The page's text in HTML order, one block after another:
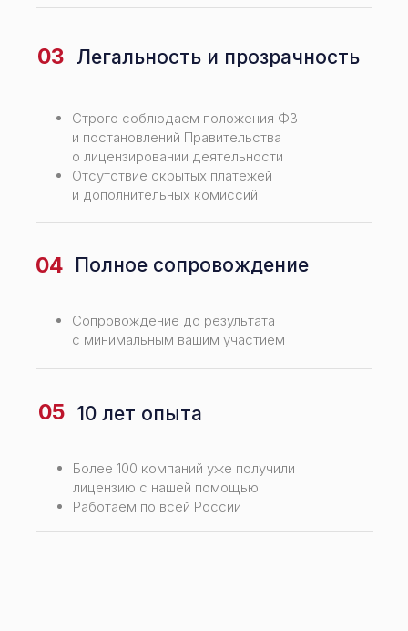
10 лет опыта
Более 100 компаний уже получили
лицензию с нашей помощью
Работаем по всей России
05
04 Полное сопровождение
Сопровождение до результата
с минимальным вашим участием
03 Легальность и прозрачность
Строго соблюдаем положения ФЗ
и постановлений Правительства
о лицензировании деятельности
Отсутствие скрытых платежей
и дополнительных комиссий